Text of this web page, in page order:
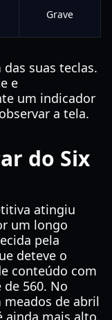
Grave
suas teclas.
e
um indicador
a tela.
do Six
atingiu
um longo
pela
deteve o
conteúdo com
560. No
de abril
ainda mais alto.